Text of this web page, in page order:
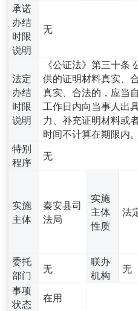
承诺
办结
时限
说明
无
法定
办结
时限
说明
《公证法》第三十条
供的证明材料真实、
真实、合法的，应当
工作日内向当事人出
力、补充证明材料或
时间不计算在期限内。
特别
程序
无
实施
主体
秦安县司
法局
实施
主体
性质
法
委托
部门
无
联办
机构
无
事项
状态
在用